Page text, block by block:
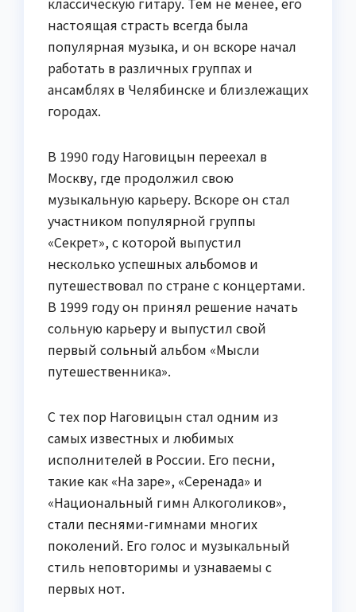
настоящая страсть всегда была
популярная музыка, и он вскоре начал
работать в различных группах и
ансамблях в Челябинске и близлежащих
городах.
В 1990 году Наговицын переехал в
Москву, где продолжил свою
музыкальную карьеру. Вскоре он стал
участником популярной группы
«Секрет», с которой выпустил
несколько успешных альбомов и
путешествовал по стране с концертами.
В 1999 году он принял решение начать
сольную карьеру и выпустил свой
первый сольный альбом «Мысли
путешественника».
С тех пор Наговицын стал одним из
самых известных и любимых
исполнителей в России. Его песни,
такие как «На заре», «Серенада» и
«Национальный гимн Алкоголиков»,
стали песнями-гимнами многих
поколений. Его голос и музыкальный
стиль неповторимы и узнаваемы с
первых нот.